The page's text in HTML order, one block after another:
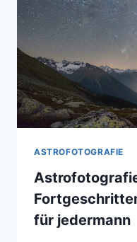
ASTROFOTOGRAFIE
für jedermann